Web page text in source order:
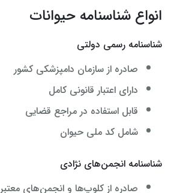
انواع شناسنامه حیوانات
شناسنامه رسمی دولتی
صادره از سازمان دامپزشکی کشور
دارای اعتبار قانونی کامل
قابل استفاده در مراجع قضایی
شامل کد ملی حیوان
شناسنامه انجمن‌های نژادی
صادره از کلوپ‌ها و انجمن‌های معتبر